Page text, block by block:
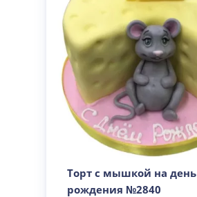
Торт с мышкой на день
рождения №2840